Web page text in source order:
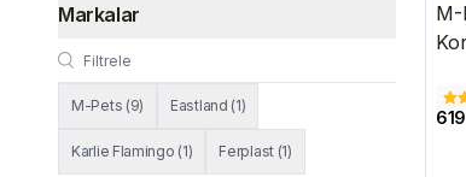
Markalar
M-Pets (9) Eastland (1)
Karlie Flamingo (1) Ferplast (1)
M-